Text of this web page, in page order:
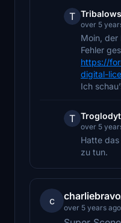
T
over 5
Moin, der
Fehler
https://
digital-
Ich
T
over 5
Hatte
zu tun.
c
over 5 years ago